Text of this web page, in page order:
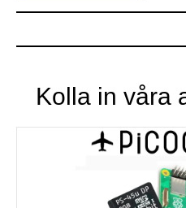
Kolla in våra